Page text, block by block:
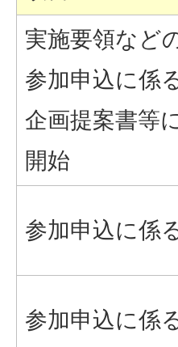
実施要領など
参加申込に係
企画提案書等
開始
参加申込に係
参加申込に係